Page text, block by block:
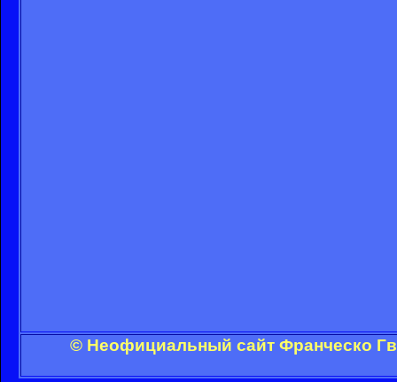
© Неофициальный сайт Франческо